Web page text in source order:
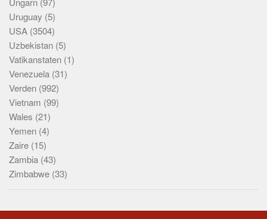
Uruguay (5)
USA (3504)
Uzbekistan (5)
Vatikanstaten (1)
Venezuela (31)
Verden (992)
Vietnam (99)
Wales (21)
Yemen (4)
Zaire (15)
Zambia (43)
Zimbabwe (33)